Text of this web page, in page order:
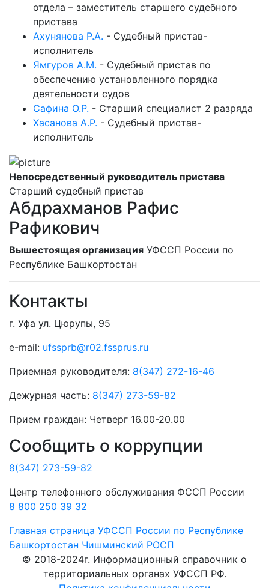
отдела – заместитель старшего судебного
пристава
Ахунянова Р.А. - Судебный пристав-
исполнитель
Ямгуров А.М. - Судебный пристав по
обеспечению установленного порядка
деятельности судов
Сафина О.Р. - Старший специалист 2 разряда
Хасанова А.Р. - Судебный пристав-
исполнитель
Непосредственный руководитель пристава
Старший судебный пристав
Абдрахманов Рафис
Рафикович
Вышестоящая организация УФССП России по
Республике Башкортостан
Контакты
г. Уфа ул. Цюрупы, 95
e-mail: ufssprb@r02.fssprus.ru
Приемная руководителя: 8(347) 272-16-46
Дежурная часть: 8(347) 273-59-82
Прием граждан: Четверг 16.00-20.00
Сообщить о коррупции
8(347) 273-59-82
Центр телефонного обслуживания ФССП России
8 800 250 39 32
Главная страница УФССП России по Республике
Башкортостан Чишминский РОСП
© 2018-2024г. Информационный справочник о
территориальных органах УФССП РФ.